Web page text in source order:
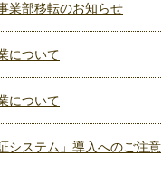
業部移転のお知らせ
について
について
システム」導入へのご注意